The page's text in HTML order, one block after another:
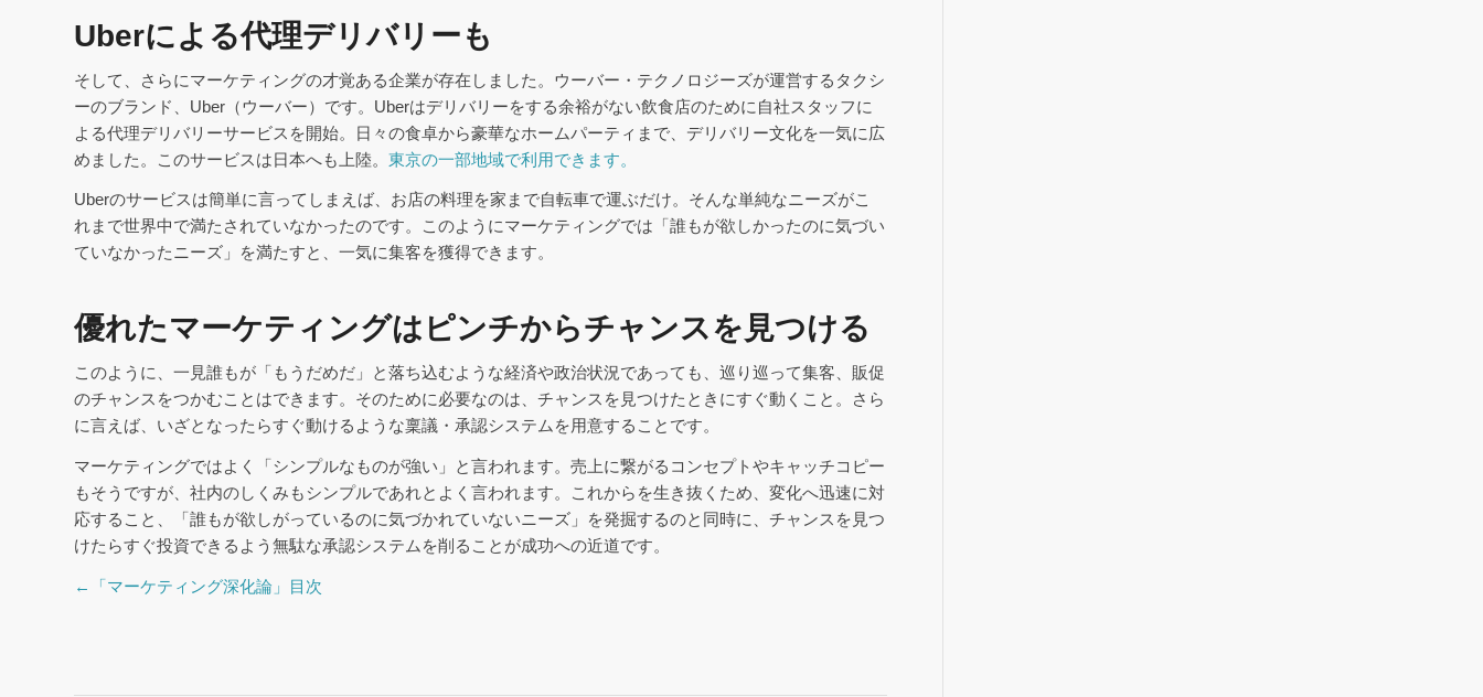
Uberによる代理デリバリーも
そして、さらにマーケティングの才覚ある企業が存在しました。ウーバー・テクノロジーズが運営するタクシ
ーのブランド、Uber（ウーバー）です。Uberはデリバリーをする余裕がない飲食店のために自社スタッフに
よる代理デリバリーサービスを開始。日々の食卓から豪華なホームパーティまで、デリバリー文化を一気に広
めました。このサービスは日本へも上陸。 東京の一部地域で利用できます。
Uberのサービスは簡単に言ってしまえば、お店の料理を家まで自転車で運ぶだけ。そんな単純なニーズがこ
れまで世界中で満たされていなかったのです。このようにマーケティングでは「誰もが欲しかったのに気づい
ていなかったニーズ」を満たすと、一気に集客を獲得できます。
優れたマーケティングはピンチからチャンスを見つける
このように、一見誰もが「もうだめだ」と落ち込むような経済や政治状況であっても、巡り巡って集客、販促
のチャンスをつかむことはできます。そのために必要なのは、チャンスを見つけたときにすぐ動くこと。さら
に言えば、いざとなったらすぐ動けるような稟議・承認システムを用意することです。
マーケティングではよく「シンプルなものが強い」と言われます。売上に繋がるコンセプトやキャッチコピー
もそうですが、社内のしくみもシンプルであれとよく言われます。これからを生き抜くため、変化へ迅速に対
応すること、「誰もが欲しがっているのに気づかれていないニーズ」を発掘するのと同時に、チャンスを見つ
けたらすぐ投資できるよう無駄な承認システムを削ることが成功への近道です。
←「マーケティング深化論」目次